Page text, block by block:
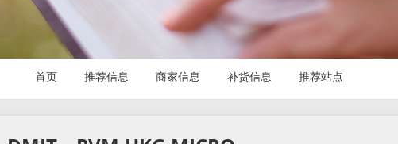
首页 推荐信息 商家信息 补货信息 推荐站点